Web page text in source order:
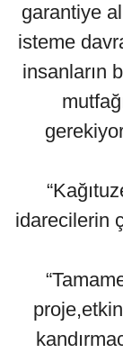
garantiye
isteme
insanların
idarecilerin